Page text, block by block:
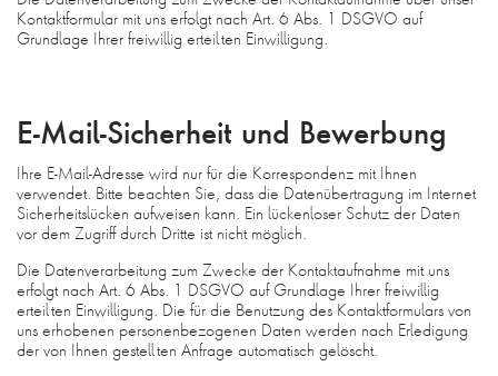
Kontaktformular mit uns erfolgt nach Art. 6 Abs. 1 DSGVO auf
Grundlage Ihrer freiwillig erteilten Einwilligung.
E-Mail-Sicherheit und Bewerbung
Ihre E-Mail-Adresse wird nur für die Korrespondenz mit Ihnen
verwendet. Bitte beachten Sie, dass die Datenübertragung im Internet
Sicherheitslücken aufweisen kann. Ein lückenloser Schutz der Daten
vor dem Zugriff durch Dritte ist nicht möglich.
Die Datenverarbeitung zum Zwecke der Kontaktaufnahme mit uns
erfolgt nach Art. 6 Abs. 1 DSGVO auf Grundlage Ihrer freiwillig
erteilten Einwilligung. Die für die Benutzung des Kontaktformulars von
uns erhobenen personenbezogenen Daten werden nach Erledigung
der von Ihnen gestellten Anfrage automatisch gelöscht.